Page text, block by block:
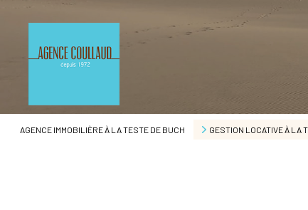
AGENCE IMMOBILIÈRE À LA TESTE DE BUCH GESTION LOCATIVE À LA